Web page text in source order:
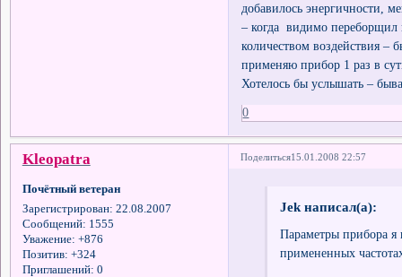
добавилось энергичности,
– когда видимо
количеством воздействия –
применяю прибор 1 раз в
Хотелось бы услышать –
0
Поделиться15.01.2008 22:57
Kleopatra
Почётный ветеран
Зарегистрирован: 22.08.2007
Сообщений: 1555
Уважение: +876
Позитив: +324
Приглашений: 0
Jek написал(а):
Параметры прибора я
примененных